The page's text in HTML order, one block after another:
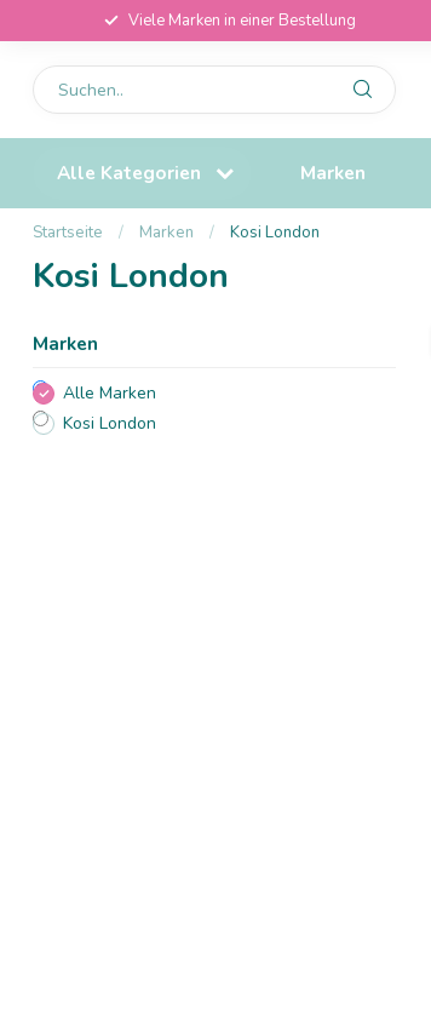
Viele Marken in einer Bestellung
Alle Kategorien Marken
Startseite / Marken / Kosi London
Kosi London
Marken
Alle Marken
Kosi London